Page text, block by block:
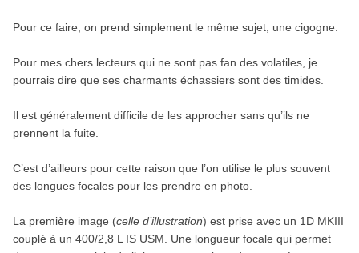
Pour ce faire, on prend simplement le même sujet, une cigogne.
Pour mes chers lecteurs qui ne sont pas fan des volatiles, je
pourrais dire que ses charmants échassiers sont des timides.
Il est généralement difficile de les approcher sans qu’ils ne
prennent la fuite.
C’est d’ailleurs pour cette raison que l’on utilise le plus souvent
des longues focales pour les prendre en photo.
La première image (celle d’illustration) est prise avec un 1D MKIII
couplé à un 400/2,8 L IS USM. Une longueur focale qui permet